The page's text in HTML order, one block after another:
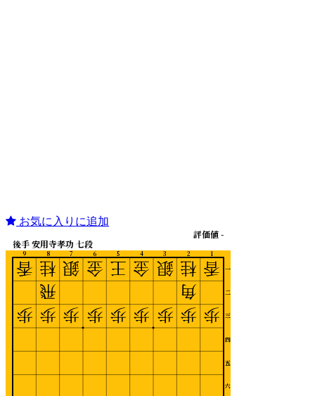
お気に入りに追加
1
2
3
4
5
6
7
8
9
一
二
三
四
五
六
後手 安用寺孝功 七段
評価値 -
香
歩
桂
角
歩
銀
歩
金
歩
王
歩
金
歩
銀
歩
桂
飛
歩
香
歩